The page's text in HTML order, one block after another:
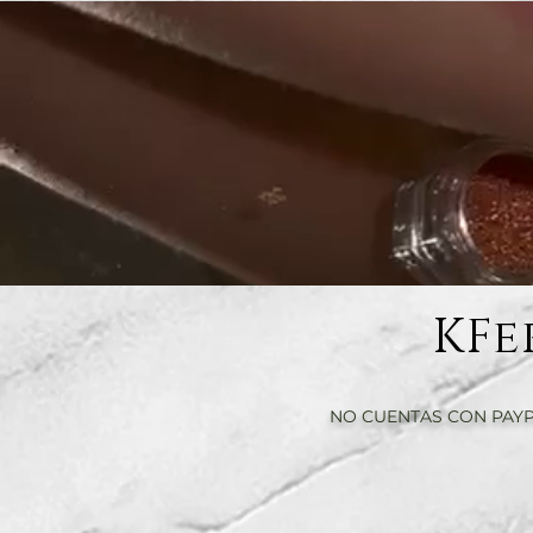
NO CUENTAS CON